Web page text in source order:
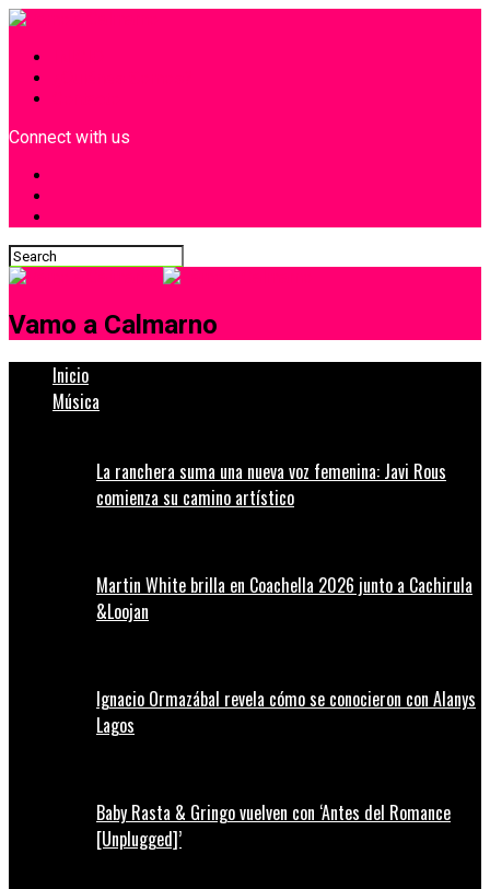
Connect with us
Vamo a Calmarno
Inicio
Música
La ranchera suma una nueva voz femenina: Javi Rous
comienza su camino artístico
Martin White brilla en Coachella 2026 junto a Cachirula
&Loojan
Ignacio Ormazábal revela cómo se conocieron con Alanys
Lagos
Baby Rasta & Gringo vuelven con ‘Antes del Romance
[Unplugged]’